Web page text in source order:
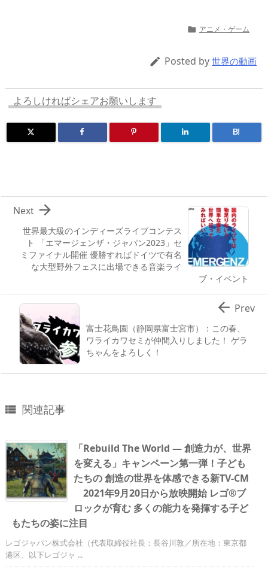
s o
n
ar
d
ro
p.
 アニメ・ゲーム
 Posted by 世界の動画
よろしければシェアお願いします
B!
世界最大級のインディーズライブコンテス
ト 「エマージェンザ・ジャパン2023」セ
ミファイナル開催 優勝すればドイツで有名
な大型野外フェスに出場できる音楽ライ
ブ・イベント

Next
富士花鳥園（静岡県富士宮市）：この春、
ワライカワセミが仲間入りしました！ ゲラ
ちゃんをよろしく！
 Prev
 関連記事
「Rebuild The World ― 創造力が、世界
を変える」キャンペーン第一弾！子ども
たちの 創造の世界を体感できる新TV-CM
2021年9月20日から放映開始 レゴ®ブ
ロックが育む 多くの能力を発揮する子ど
もたちの姿に注目
レゴジャパン株式会社（代表取締役社長：長谷川敦／所在地：東京都
港区、以下レゴジャ ...